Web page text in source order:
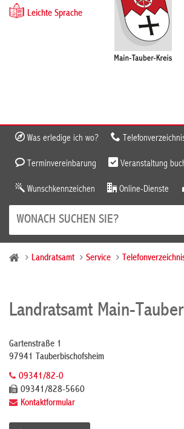
Leichte Sprache
Was erledige ich wo?
Terminvereinbarung Veranstaltung
Wunschkennzeichen Online-Dienste
Landratsamt Service
Landratsamt Main-
Gartenstraße 1
97941 Tauberbischofsheim
09341/82-0
09341/828-5660
Kontaktformular